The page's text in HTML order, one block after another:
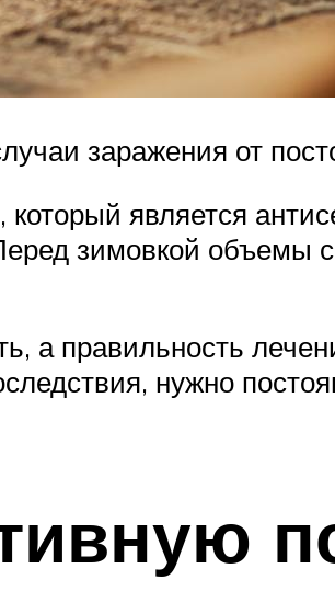
заражения от
является
зимовкой объемы
а правильность
нужно